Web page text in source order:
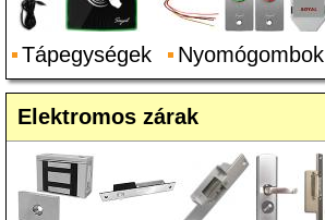
Tápegységek Nyomógombok
Elektromos zárak